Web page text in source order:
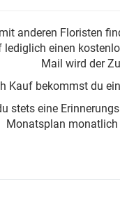
anderen Floristen
einen
Mail wird der
Kauf bekommst du
stets eine
Monatsplan monatlich